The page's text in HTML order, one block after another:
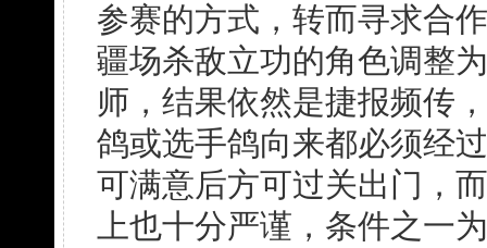
参赛的方式，转而寻求合
疆场杀敌立功的角色调整
师，结果依然是捷报频传
鸽或选手鸽向来都必须经
可满意后方可过关出门，
上也十分严谨，条件之一